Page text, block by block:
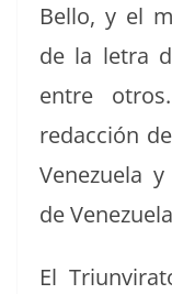
Bel­lo, y el
de la letra
entre
redac­ción
Venezuela
de
El